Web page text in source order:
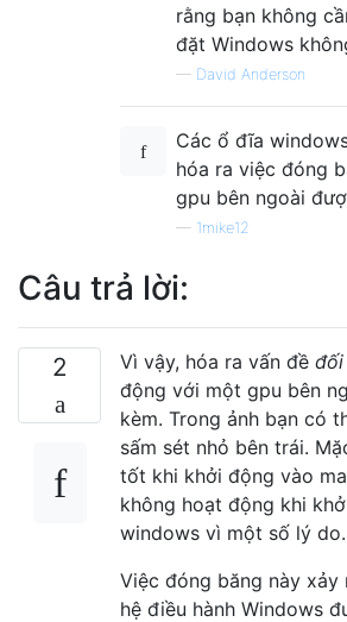
rằng bạn không
đặt Windows
— David Anderson
Các ổ đĩa
hóa ra việc đóng
gpu bên ngoài
— 1mike12
Câu trả lời:
2 Vì vậy, hóa ra vấn đề
động với một gpu bên
kèm. Trong ảnh bạn có
sấm sét nhỏ bên trái.
tốt khi khởi động vào
không hoạt động khi
windows vì một số lý do.
Việc đóng băng này xảy
hệ điều hành Windows